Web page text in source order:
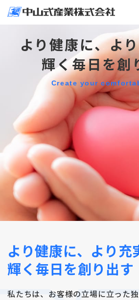
企業情報
ニュースリリース＆トピックス
製品情報
企業活動
採用情報
お問い合わせ
より健康に、よ
輝く毎日を創
Create your
より健康に、 より充
輝く毎日を創り出す
私たちは、お客様の立場に立った